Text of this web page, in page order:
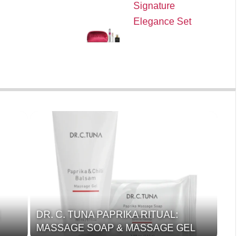
Signature
Elegance Set
DR. C. TUNA PAPRIKA RITUAL:
MASSAGE SOAP & MASSAGE GEL